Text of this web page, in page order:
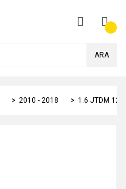
ARA
2010 - 2018 1.6 JTDM 120